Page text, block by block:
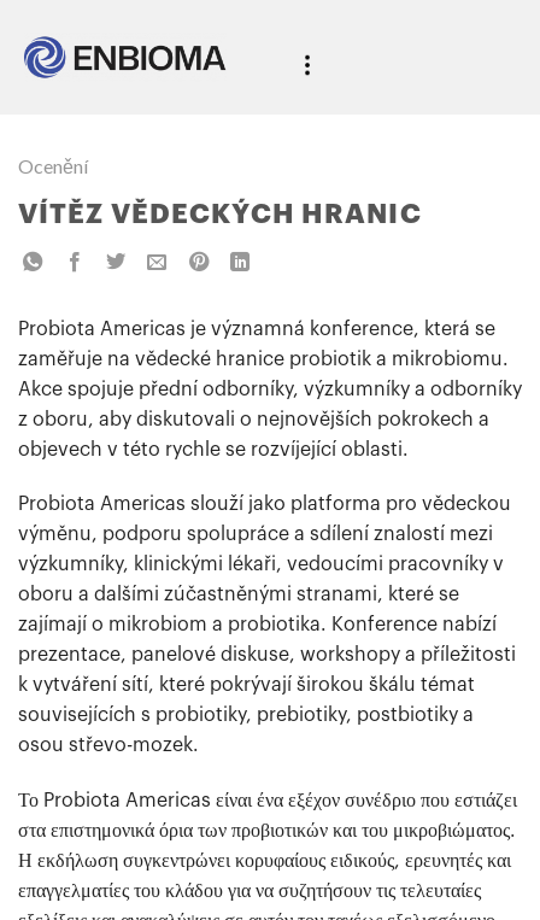
Ocenění
VÍTĚZ VĚDECKÝCH HRANIC
Probiota Americas je významná konference, která se
zaměřuje na vědecké hranice probiotik a mikrobiomu.
Akce spojuje přední odborníky, výzkumníky a odborníky
z oboru, aby diskutovali o nejnovějších pokrokech a
objevech v této rychle se rozvíjející oblasti.
Probiota Americas slouží jako platforma pro vědeckou
výměnu, podporu spolupráce a sdílení znalostí mezi
výzkumníky, klinickými lékaři, vedoucími pracovníky v
oboru a dalšími zúčastněnými stranami, které se
zajímají o mikrobiom a probiotika. Konference nabízí
prezentace, panelové diskuse, workshopy a příležitosti
k vytváření sítí, které pokrývají širokou škálu témat
souvisejících s probiotiky, prebiotiky, postbiotiky a
osou střevo-mozek.
Το Probiota Americas είναι ένα εξέχον συνέδριο που εστιάζει
στα επιστημονικά όρια των προβιοτικών και του μικροβιώματος.
Η εκδήλωση συγκεντρώνει κορυφαίους ειδικούς, ερευνητές και
επαγγελματίες του κλάδου για να συζητήσουν τις τελευταίες